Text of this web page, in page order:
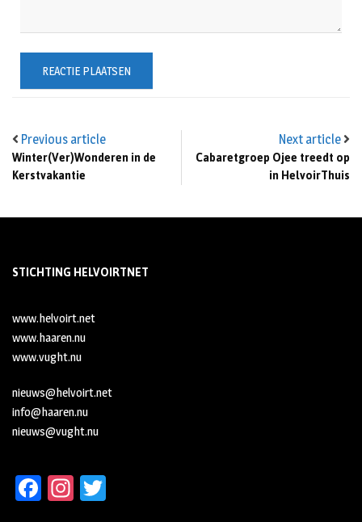
Previous article
Winter(Ver)Wonderen in de
Kerstvakantie
Next article
Cabaretgroep Ojee treedt op
in HelvoirThuis
STICHTING HELVOIRTNET
www.helvoirt.net
www.haaren.nu
www.vught.nu
nieuws@helvoirt.net
info@haaren.nu
nieuws@vught.nu
Fa In